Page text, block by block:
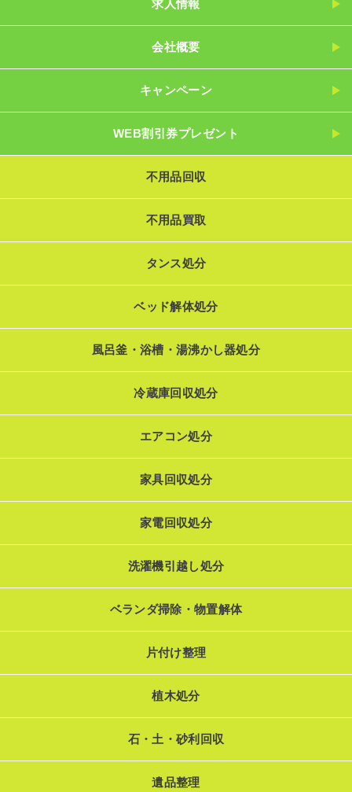
求人情報
会社概要
キャンペーン
WEB割引券プレゼント
不用品回収
不用品買取
タンス処分
ベッド解体処分
風呂釜・浴槽・湯沸かし器処分
冷蔵庫回収処分
エアコン処分
家具回収処分
家電回収処分
洗濯機引越し処分
ベランダ掃除・物置解体
片付け整理
植木処分
石・土・砂利回収
遺品整理